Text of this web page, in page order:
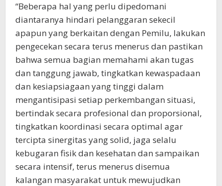
“Beberapa hal yang perlu dipedomani
diantaranya hindari pelanggaran sekecil
apapun yang berkaitan dengan Pemilu, lakukan
pengecekan secara terus menerus dan pastikan
bahwa semua bagian memahami akan tugas
dan tanggung jawab, tingkatkan kewaspadaan
dan kesiapsiagaan yang tinggi dalam
mengantisipasi setiap perkembangan situasi,
bertindak secara profesional dan proporsional,
tingkatkan koordinasi secara optimal agar
tercipta sinergitas yang solid, jaga selalu
kebugaran fisik dan kesehatan dan sampaikan
secara intensif, terus menerus disemua
kalangan masyarakat untuk mewujudkan